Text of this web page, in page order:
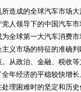
成的全球汽车市场大
人领导下的中国汽车
全球第一大汽车消费
义市场的特征的准确
从政治、金融、税收
年经济的平稳较快增
理困难时的坚定和历